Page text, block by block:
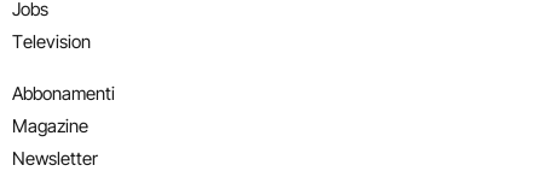
Jobs
Television
Abbonamenti
Magazine
Newsletter